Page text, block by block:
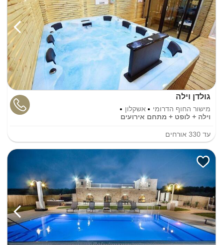
גולדן וילה
מישור החוף הדרומי
אשקלון
וילה + לופט + מתחם אירועים
עד 330 אורחים